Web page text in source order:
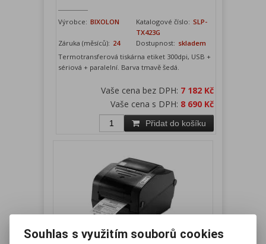
Výrobce: BIXOLON Katalogové číslo: SLP-
TX423G
Záruka (měsíců): 24 Dostupnost: skladem
Termotransferová tiskárna etiket 300dpi, USB +
sériová + paralelní. Barva tmavě šedá.
Vaše cena bez DPH: 7 182 Kč
Vaše cena s DPH: 8 690 Kč
Přidat do košíku
Souhlas s využitím souborů cookies